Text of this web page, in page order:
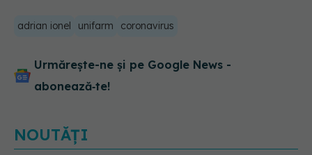
adrian ionel unifarm coronavirus
Urmărește-ne și pe Google News -
abonează‑te!
NOUTĂȚI